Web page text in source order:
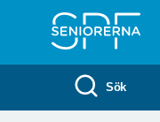
Sök